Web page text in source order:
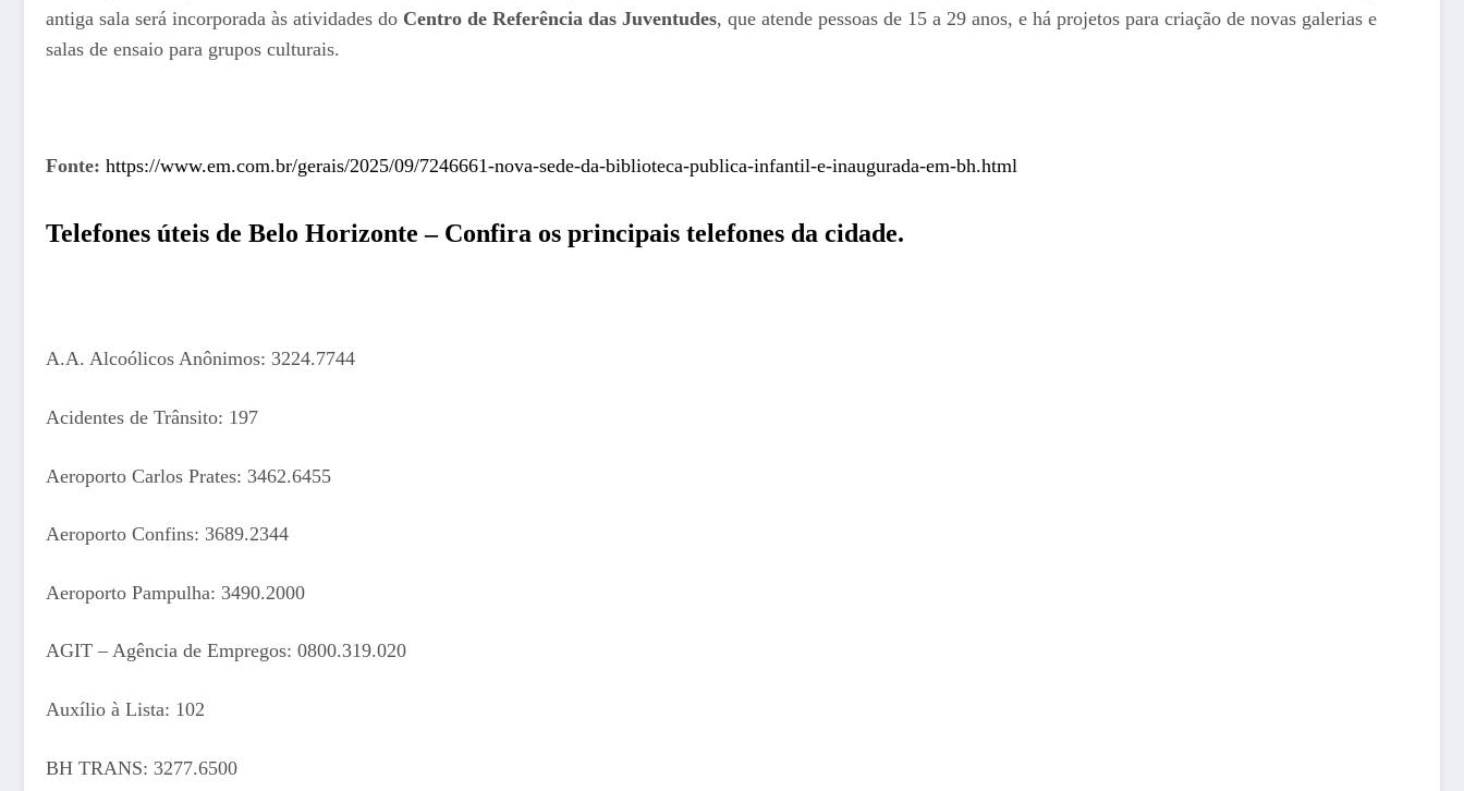
antiga sala será incorporada às atividades do Centro de Referência das Juventudes, que atende pessoas de 15 a 29 anos, e há projetos para criação de novas galerias e
salas de ensaio para grupos culturais.
Fonte: https://www.em.com.br/gerais/2025/09/7246661-nova-sede-da-biblioteca-publica-infantil-e-inaugurada-em-bh.html
Telefones úteis de Belo Horizonte – Confira os principais telefones da cidade.
A.A. Alcoólicos Anônimos: 3224.7744
Acidentes de Trânsito: 197
Aeroporto Carlos Prates: 3462.6455
Aeroporto Confins: 3689.2344
Aeroporto Pampulha: 3490.2000
AGIT – Agência de Empregos: 0800.319.020
Auxílio à Lista: 102
BH TRANS: 3277.6500